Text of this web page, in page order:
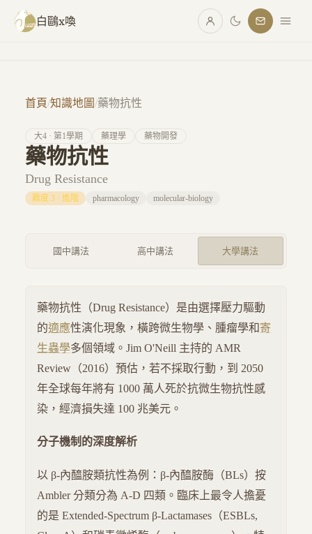
跳至主要內容
白鷗x喚
首頁/知識地圖/藥物抗性
大4 · 第1學期 藥理學 藥物開發
藥物抗性
Drug Resistance
難度 3 · 進階 pharmacology molecular-biology
國中講法 高中講法 大學講法
藥物抗性（Drug Resistance）是由選擇壓力驅動
的適應性演化現象，橫跨微生物學、腫瘤學和寄
生蟲學多個領域。Jim O'Neill 主持的 AMR
Review（2016）預估，若不採取行動，到 2050
年全球每年將有 1000 萬人死於抗微生物抗性感
染，經濟損失達 100 兆美元。
分子機制的深度解析
以 β-內醯胺類抗性為例：β-內醯胺酶（BLs）按
Ambler 分類分為 A-D 四類。臨床上最令人擔憂
的是 Extended-Spectrum β-Lactamases（ESBLs,